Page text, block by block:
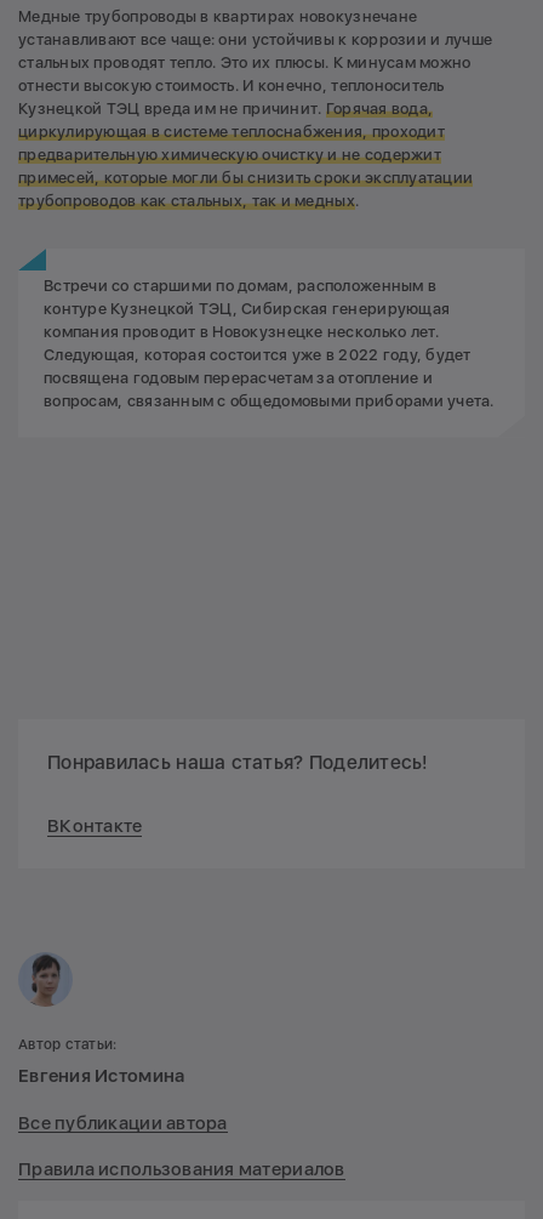
Медные трубопроводы в квартирах новокузнечане
устанавливают все чаще: они устойчивы к коррозии и лучше
стальных проводят тепло. Это их плюсы. К минусам можно
отнести высокую стоимость. И конечно, теплоноситель
Кузнецкой ТЭЦ вреда им не причинит. Горячая вода,
циркулирующая в системе теплоснабжения, проходит
предварительную химическую очистку и не содержит
примесей, которые могли бы снизить сроки эксплуатации
трубопроводов как стальных, так и медных.
Встречи со старшими по домам, расположенным в
контуре Кузнецкой ТЭЦ, Сибирская генерирующая
компания проводит в Новокузнецке несколько лет.
Следующая, которая состоится уже в 2022 году, будет
посвящена годовым перерасчетам за отопление и
вопросам, связанным с общедомовыми приборами учета.
Понравилась наша статья? Поделитесь!
ВКонтакте
Автор статьи:
Евгения Истомина
Все публикации автора
Правила использования материалов